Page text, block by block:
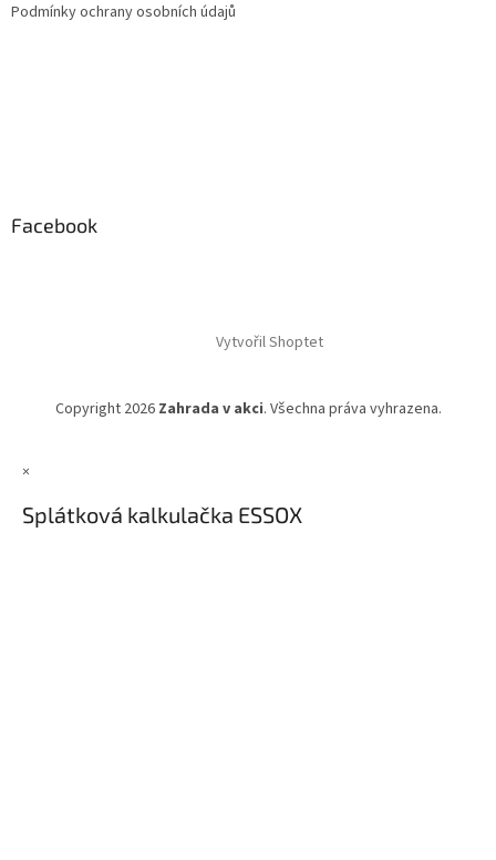
Podmínky ochrany osobních údajů
Facebook
Vytvořil Shoptet
Copyright 2026 Zahrada v akci. Všechna práva vyhrazena.
×
Splátková kalkulačka ESSOX